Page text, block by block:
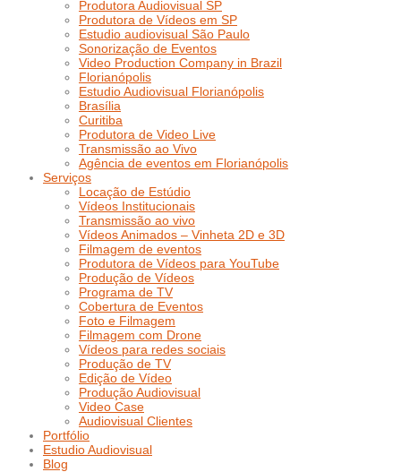
Produtora Audiovisual SP
Produtora de Vídeos em SP
Estudio audiovisual São Paulo
Sonorização de Eventos
Video Production Company in Brazil
Florianópolis
Estudio Audiovisual Florianópolis
Brasília
Curitiba
Produtora de Video Live
Transmissão ao Vivo
Agência de eventos em Florianópolis
Serviços
Locação de Estúdio
Vídeos Institucionais
Transmissão ao vivo
Vídeos Animados – Vinheta 2D e 3D
Filmagem de eventos
Produtora de Vídeos para YouTube
Produção de Vídeos
Programa de TV
Cobertura de Eventos
Foto e Filmagem
Filmagem com Drone
Vídeos para redes sociais
Produção de TV
Edição de Vídeo
Produção Audiovisual
Video Case
Audiovisual Clientes
Portfólio
Estudio Audiovisual
Blog